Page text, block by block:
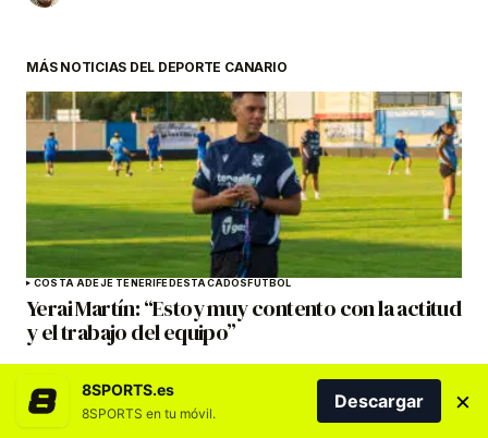
MÁS NOTICIAS DEL DEPORTE CANARIO
COSTA ADEJE TENERIFEDESTACADOSFÚTBOL
Yerai Martín: “Estoy muy contento con la actitud
y el trabajo del equipo”
8SPORTS.es
8SPORTS en tu móvil.
Descargar ×